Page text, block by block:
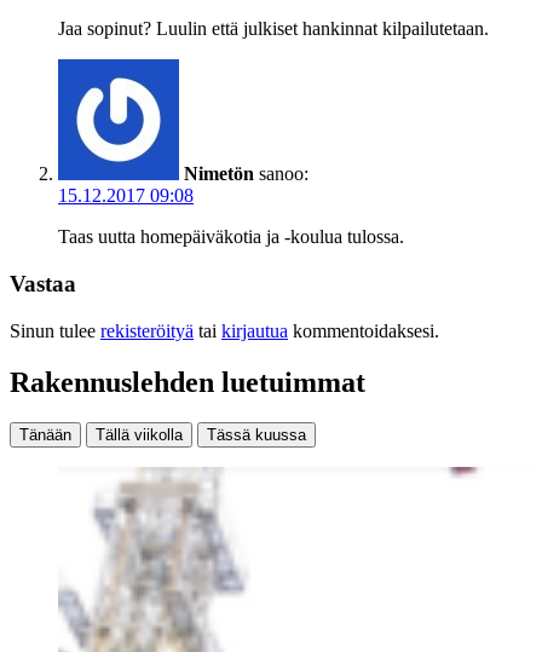
Jaa sopinut? Luulin että julkiset hankinnat kilpailutetaan.
Nimetön sanoo:
15.12.2017 09:08
Taas uutta homepäiväkotia ja -koulua tulossa.
Vastaa
Sinun tulee rekisteröityä tai kirjautua kommentoidaksesi.
Rakennuslehden luetuimmat
Tänään Tällä viikolla Tässä kuussa